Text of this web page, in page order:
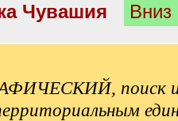
Чувашия
поиск